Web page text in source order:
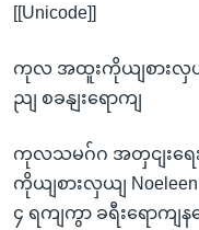
[[Unicode]]
ကုလ အထူးကိုယျစားလှယ
ညျ စခနျးရောကျ
ကုလသမဂ်ဂ အတှငျးရေးမှူ
ကိုယျစားလှယျ Noeleen
၄ ရကျကွာ ခရီးရောကျ